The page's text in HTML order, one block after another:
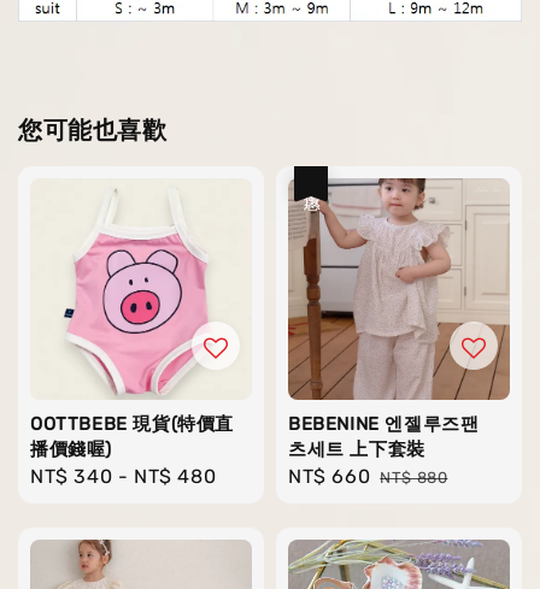
您可能也喜歡
OOTTBEBE 現貨(特價直
播價錢喔)
Regular
NT$ 340 - NT$ 480
BEBENINE 엔젤루즈팬
츠세트 上下套裝
Sale
NT$ 660 Regular
NT$ 880